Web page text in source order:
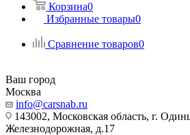
Корзина0
Избранные товары0
Сравнение товаров0
Ваш город
Москва
info@carsnab.ru
143002, Московская область, г.
Железнодорожная, д.17